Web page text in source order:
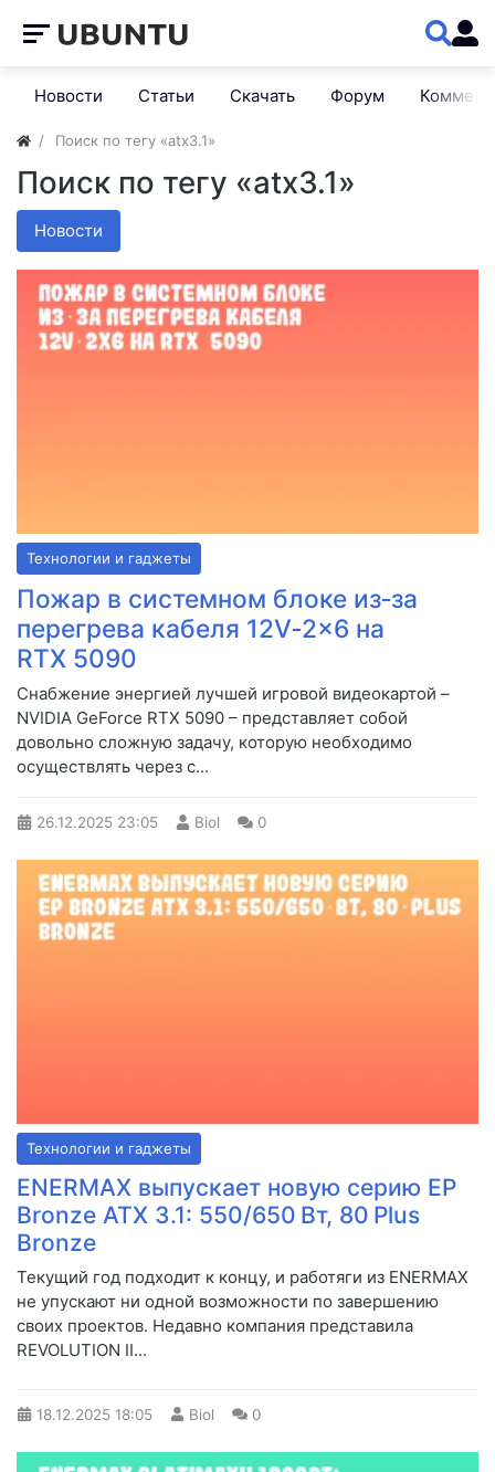
Новости Статьи Скачать Форум
Поиск по тегу «atx3.1»
Поиск по тегу «atx3.1»
Новости
Технологии и гаджеты
Пожар в системном блоке из‑за
перегрева кабеля 12V‑2x6 на
RTX 5090
Снабжение энергией лучшей игровой видеокартой –
NVIDIA GeForce RTX 5090 – представляет собой
довольно сложную задачу, которую необходимо
осуществлять через с...
26.12.2025 23:05 Biol 0
Технологии и гаджеты
ENERMAX выпускает новую серию EP
Bronze ATX 3.1: 550/650 Вт, 80 Plus
Bronze
Текущий год подходит к концу, и работяги из ENERMAX
не упускают ни одной возможности по завершению
своих проектов. Недавно компания представила
REVOLUTION II...
18.12.2025 18:05 Biol 0